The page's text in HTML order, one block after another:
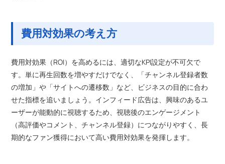
費用対効果の考え方
費用対効果（ROI）を高めるには、適切なKPI設定が不可欠で
す。単に再生回数を増やすだけでなく、「チャンネル登録者数
の増加」や「サイトへの遷移数」など、ビジネスの目的に合わ
せた指標を追いましょう。インフィード広告は、興味のあるユ
ーザーが能動的に視聴するため、視聴後のエンゲージメント
（高評価やコメント、チャンネル登録）につながりやすく、長
期的なファン獲得において高い費用対効果を発揮します。